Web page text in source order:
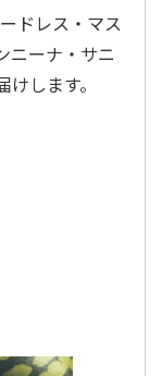
ドレス・マス
ニーナ・サニ
けします。